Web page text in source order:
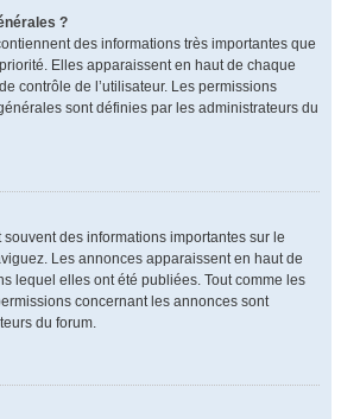
?
des informations très importantes que
Elles apparaissent en haut de chaque
contrôle de l’utilisateur. Les permissions
sont définies par les administrateurs du
des informations importantes sur le
Les annonces apparaissent en haut de
lequel elles ont été publiées. Tout comme les
concernant les annonces sont
du forum.